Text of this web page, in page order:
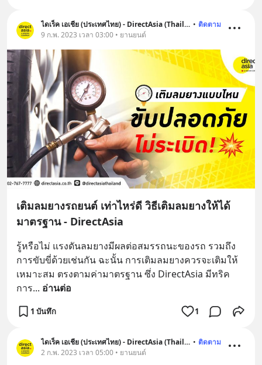
ไดเร็ค เอเชีย (ประเทศไทย) - DirectAsia (Thailand) • ติดตาม
9 ก.พ. 2023 เวลา 03:00 • ยานยนต์
เติมลมยางรถยนต์ เท่าไหร่ดี วิธีเติมลมยางให้ได้
มาตรฐาน - DirectAsia
รู้หรือไม่ แรงดันลมยางมีผลต่อสมรรถนะของรถ รวมถึง
การขับขี่ด้วยเช่นกัน ฉะนั้น การเติมลมยางควรจะเติมให้
เหมาะสม ตรงตามค่ามาตรฐาน ซึ่ง DirectAsia มีทริค
การ... อ่านต่อ
1 บันทึก 1
ไดเร็ค เอเชีย (ประเทศไทย) - DirectAsia (Thailand) • ติดตาม
2 ก.พ. 2023 เวลา 05:00 • ยานยนต์